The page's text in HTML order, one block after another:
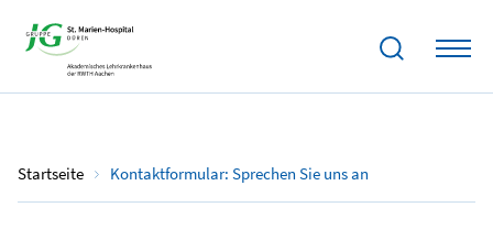
Startseite Kontaktformular: Sprechen Sie uns an